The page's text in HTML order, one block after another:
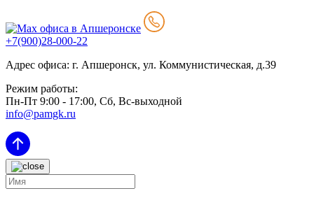
+7(900)28-000-22
Адрес офиса: г. Апшеронск, ул. Коммунистическая, д.39
Режим работы:
Пн-Пт 9:00 - 17:00, Сб, Вс-выходной
info@pamgk.ru